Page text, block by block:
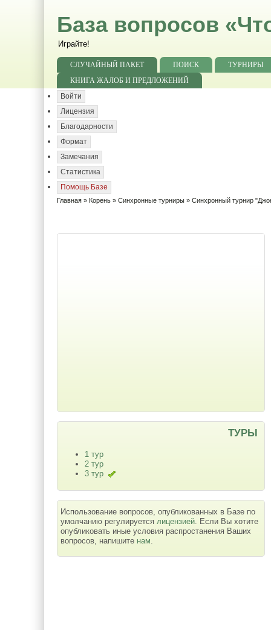
База вопросов
Играйте!
СЛУЧАЙНЫЙ ПАКЕТ ПОИСК
ТУРНИРЫ
КНИГА ЖАЛОБ И ПРЕДЛОЖЕНИЙ
Войти
Лицензия
Благодарности
Формат
Замечания
Статистика
Помощь Базе
Главная » Корень » Синхронные турниры » Синхронный турнир
ТУРЫ
1 тур
2 тур
3 тур
Использование вопросов, опубликованных в Базе по
умолчанию регулируется лицензией. Если Вы хотите
опубликовать иные условия распростанения Ваших
вопросов, напишите нам.